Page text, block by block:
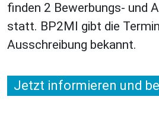
finden 2 Bewerbungs- und
statt. BP2MI gibt die
Ausschreibung bekannt.
Jetzt informieren und